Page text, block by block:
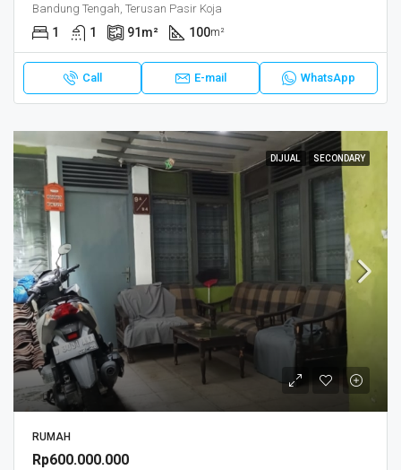
Bandung Tengah, Terusan Pasir Koja
1 1 91 m² 100m²
Call E-mail WhatsApp
DIJUAL SECONDARY
RUMAH
Rp600.000.000